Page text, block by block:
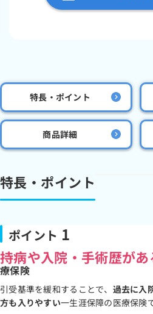
特長・ポイント
商品詳細
特長・ポイント
ポイント 1
持病や入院・手術歴が
療保険
引受基準を緩和することで、 過去に入
方も入りやすい一生涯保障の医療保険